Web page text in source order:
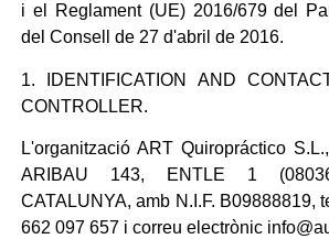
i el Reglament (UE) 2016/679 del
del Consell de 27 d'abril de 2016.
1. IDENTIFICATION AND
CONTROLLER.
L'organització ART Quiropráctico
ARIBAU 143, ENTLE 1
CATALUNYA, amb N.I.F. B09888819,
662 097 657 i correu electrònic